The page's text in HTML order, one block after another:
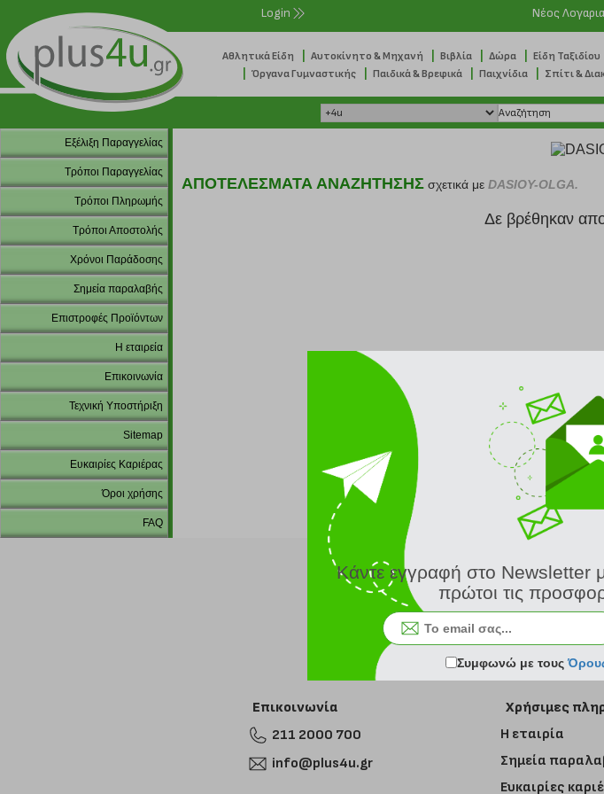
Login Νέος
Αθλητικά Είδη Αυτοκίνητο & Μηχανή Βιβλία Δώρα Είδη Ταξιδίου
Όργανα Γυμναστικής Παιδικά & Βρεφικά Παιχνίδια Σπίτι &
Εξέλιξη Παραγγελίας
Τρόποι Παραγγελίας
Τρόποι Πληρωμής
Τρόποι Αποστολής
Χρόνοι Παράδοσης
Σημεία παραλαβής
Επιστροφές Προϊόντων
Η εταιρεία
Επικοινωνία
Τεχνική Υποστήριξη
Sitemap
Ευκαιρίες Καριέρας
Όροι χρήσης
FAQ
ΑΠΟΤΕΛΕΣΜΑΤΑ ΑΝΑΖΗΤΗΣΗΣ σχετικά με DASIOY-OLGA.
Δε βρέθηκαν
Επικοινωνία
211 2000 700
info@plus4u.gr
Χρήσιμες
Η εταιρία
Σημεία
Ευκαιρίες
Κάντε εγγραφή στο Newsletter
πρώτοι τις
Συμφωνώ με τους